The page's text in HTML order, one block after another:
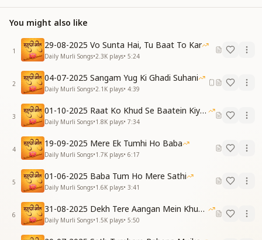
सताए ना कोई अवगुण, कमल सा तुम खिले रहना
कमल सा तुम खिले रहना
खुशी सबको ही देने का, सदा तुम काम ये करना
सदा तुम काम ये करना
Let your conduct be like that of the deities—pure
and serene
Remain ever stable, calm, and clean
Let no violence come even through your speech
Always keep this lesson within easy reach
Let no vice disturb your peace—bloom like a lotus in
grace
Bloom like a lotus in every place
Always make it your task—to give happiness to all
Let this be your unshakable call
सभी को आत्मा समझो, समझकर आत्मा खुद को
समझकर आत्मा खुद को
हमें जाना है घर अपने, दिलाना याद ये खुद को
दिलाना याद ये खुद को
You might also like
1
29-08-2025 Vo Sunta Hai, Tu Baat To Kar
Daily Murli Songs•2.3K plays• 5:24
2
04-07-2025 Sangam Yug Ki Ghadi Suhani
Daily Murli Songs•2.1K plays• 4:39
3
01-10-2025 Raat Ko Khud Se Baatein Kiya Kijiye
Daily Murli Songs•1.8K plays• 7:34
4
19-09-2025 Mere Ek Tumhi Ho Baba
Daily Murli Songs•1.7K plays• 6:17
5
01-06-2025 Baba Tum Ho Mere Sathi
Daily Murli Songs•1.6K plays• 3:41
6
31-08-2025 Dekh Tere Aangan Mein Khud Bhagwan
Daily Murli Songs•1.5K plays• 5:50